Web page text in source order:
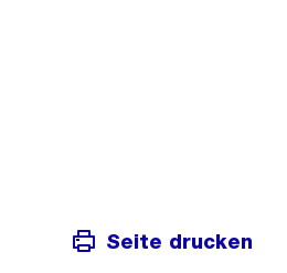
Seite drucken